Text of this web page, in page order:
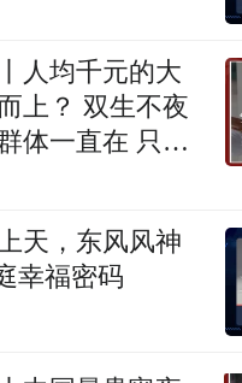
人均千元的大
上？ 双生不夜
体一直在 只是
天，东风风神
幸福密码